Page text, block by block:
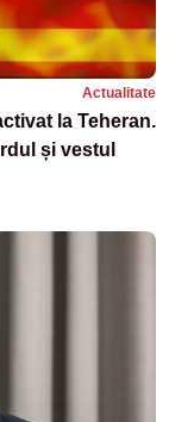
Actualitate
la Teheran.
și vestul